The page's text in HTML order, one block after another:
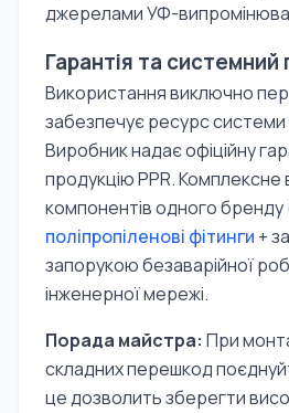
джерелами УФ-
Гарантія та системний
Використання виключно
забезпечує ресурс
Виробник надає офіційну
продукцію PPR. Комплексне
компонентів одного бренду
поліпропіленові фітинги +
запорукою безаварійної
інженерної мережі.
Порада майстра: При
складних перешкод
це дозволить зберегти